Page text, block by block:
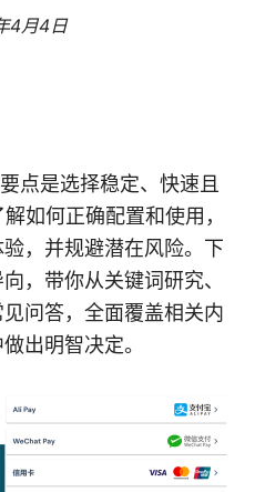
4月4日
点是选择稳定、快速且
如何正确配置和使用，
，并规避潜在风险。下
，带你从关键词研究、
问答，全面覆盖相关内
出明智决定。